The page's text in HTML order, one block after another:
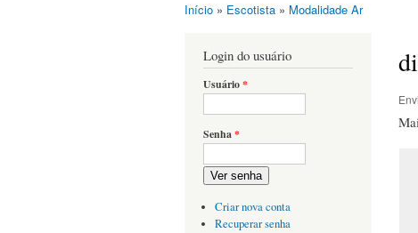
Início » Escotista » Modalidade Ar
Login do usuário
Usuário*
Senha*
Ver senha
Criar nova conta
Recuperar senha